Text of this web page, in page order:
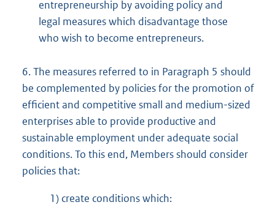
entrepreneurship by avoiding policy and
legal measures which disadvantage those
who wish to become entrepreneurs.
6. The measures referred to in Paragraph 5 should
be complemented by policies for the promotion of
efficient and competitive small and medium-sized
enterprises able to provide productive and
sustainable employment under adequate social
conditions. To this end, Members should consider
policies that:
1) create conditions which: